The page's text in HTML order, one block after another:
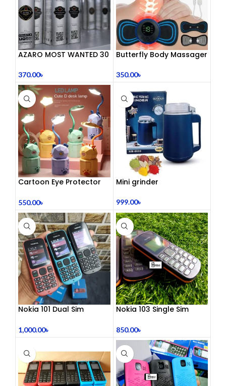
AZARO MOST WANTED 30
370.00৳
Butterfly Body Massager
রিল্যাক্সেশন! 🦋
350.00৳
Cartoon Eye Protector
550.00৳
Mini grinder
999.00৳
Nokia 101 Dual Sim
1,000.00৳
Nokia 103 Single Sim
850.00৳